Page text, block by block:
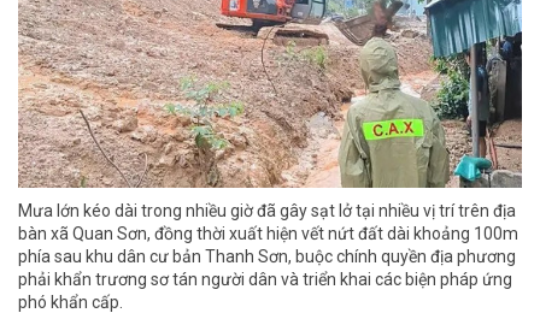
Mưa lớn kéo dài trong nhiều giờ đã gây sạt lở tại nhiều vị trí trên địa
bàn xã Quan Sơn, đồng thời xuất hiện vết nứt đất dài khoảng 100m
phía sau khu dân cư bản Thanh Sơn, buộc chính quyền địa phương
phải khẩn trương sơ tán người dân và triển khai các biện pháp ứng
phó khẩn cấp.